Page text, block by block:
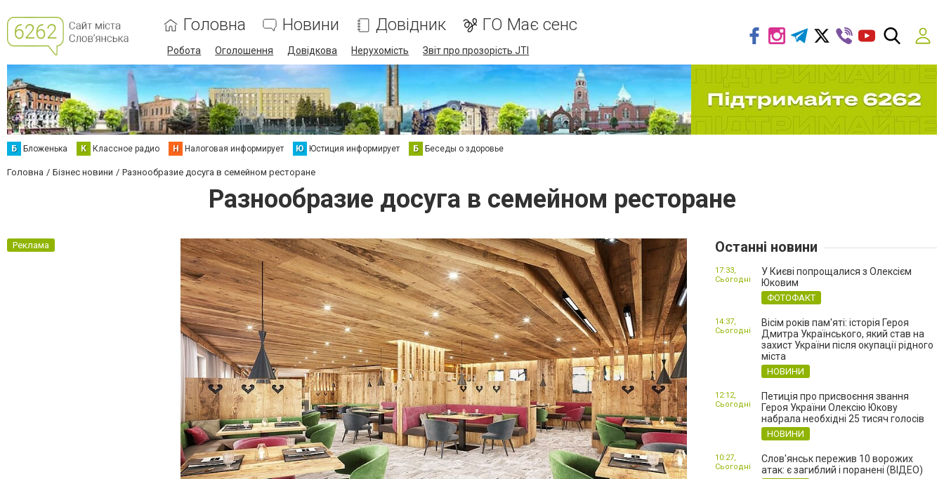
Головна Новини Довідник ГО Має сенс
Робота Оголошення Довідкова Нерухомість Звіт про прозорість JTI
Б Бложенька К Классное радио Н Налоговая информирует Ю Юстиция информирует Б Беседы о здоровье
Головна Бізнес новини Разнообразие досуга в семейном ресторане
Разнообразие досуга в семейном ресторане
Реклама Останні новини
У Києві попрощалися з Олексієм
Юковим
ФОТОФАКТ
17:33,
Сьогодні
Вісім років пам'яті: історія Героя
Дмитра Українського, який став на
захист України після окупації рідного
міста
НОВИНИ
14:37,
Сьогодні
Петиція про присвоєння звання
Героя України Олексію Юкову
набрала необхідні 25 тисяч голосів
НОВИНИ
12:12,
Сьогодні
Слов'янськ пережив 10 ворожих
атак: є загиблий і поранені (ВІДЕО)
10:27,
Сьогодні